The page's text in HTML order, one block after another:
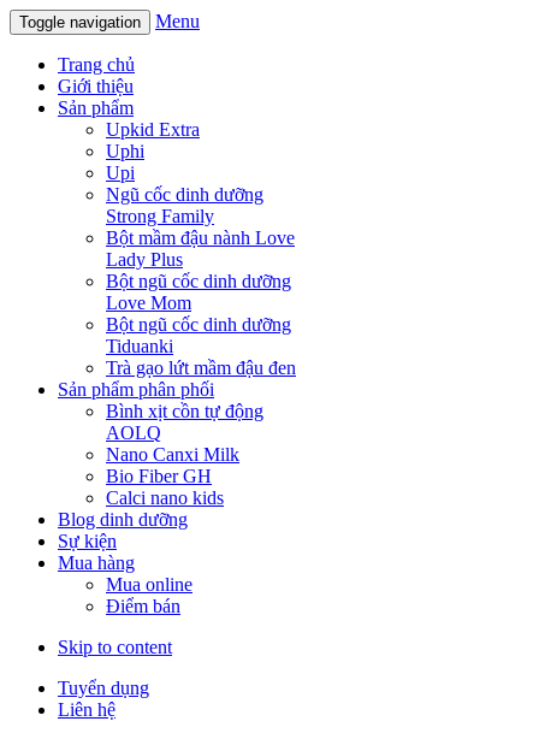
Toggle navigation Menu
Trang chủ
Giới thiệu
Sản phẩm
Upkid Extra
Uphi
Upi
Ngũ cốc dinh dưỡng
Strong Family
Bột mầm đậu nành Love
Lady Plus
Bột ngũ cốc dinh dưỡng
Love Mom
Bột ngũ cốc dinh dưỡng
Tiduanki
Trà gạo lứt mầm đậu đen
Sản phẩm phân phối
Bình xịt cồn tự động
AOLQ
Nano Canxi Milk
Bio Fiber GH
Calci nano kids
Blog dinh dưỡng
Sự kiện
Mua hàng
Mua online
Điểm bán
Skip to content
Tuyển dụng
Liên hệ